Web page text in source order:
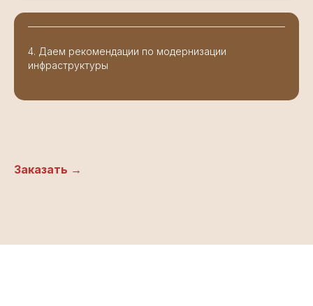
4. Даем рекомендации по модернизации
инфраструктуры
Заказать →